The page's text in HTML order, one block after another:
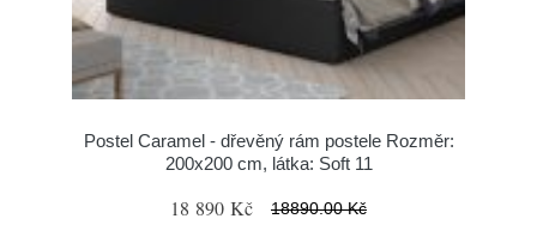
Postel Caramel - dřevěný rám postele Rozměr:
200x200 cm, látka: Soft 11
18 890 Kč 18890.00 Kč